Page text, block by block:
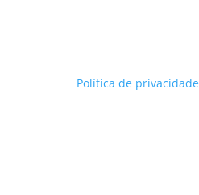
Política de privacidade